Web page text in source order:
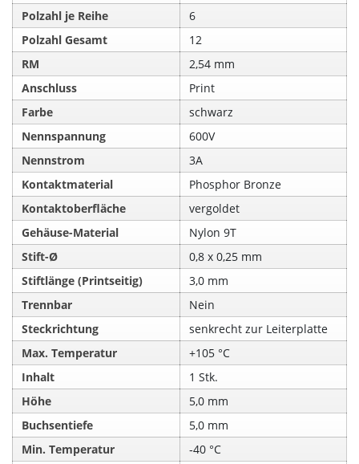
Polzahl je Reihe
6
Polzahl Gesamt
12
RM
2,54 mm
Anschluss
Print
Farbe
schwarz
Nennspannung
600V
Nennstrom
3A
Kontaktmaterial
Phosphor Bronze
Kontaktoberfläche
vergoldet
Gehäuse-Material
Nylon 9T
Stift-Ø
0,8 x 0,25 mm
Stiftlänge (Printseitig)
3,0 mm
Trennbar
Nein
Steckrichtung
senkrecht zur Leiterplatte
Max. Temperatur
+105 °C
Inhalt
1 Stk.
Höhe
5,0 mm
Buchsentiefe
5,0 mm
Min. Temperatur
‑40 °C